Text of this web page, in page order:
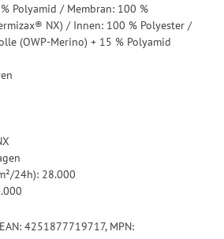
Polyamid / Membran: 100 %
NX) / Innen: 100 % Polyester /
(OWP-Merino) + 15 % Polyamid
24h): 28.000
4251877719717, MPN: